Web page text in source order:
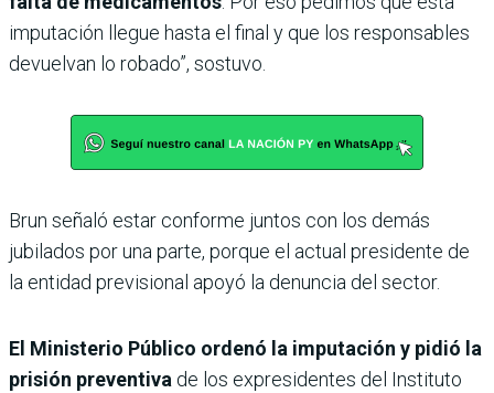
imputación llegue hasta el final y que los responsables
devuelvan lo robado”, sostuvo.
Brun señaló estar conforme juntos con los demás
jubilados por una parte, porque el actual presidente de
la entidad previsional apoyó la denuncia del sector.
El Ministerio Público ordenó la imputación y pidió la
prisión preventiva de los expresidentes del Instituto